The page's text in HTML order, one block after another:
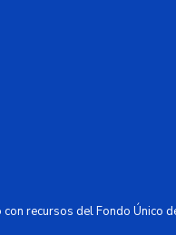
con recursos del Fondo Único